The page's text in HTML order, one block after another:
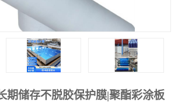
期储存不脱胶保护膜|聚酯彩涂板
两边上胶保护膜
铝板保护膜
一次性隔离膜